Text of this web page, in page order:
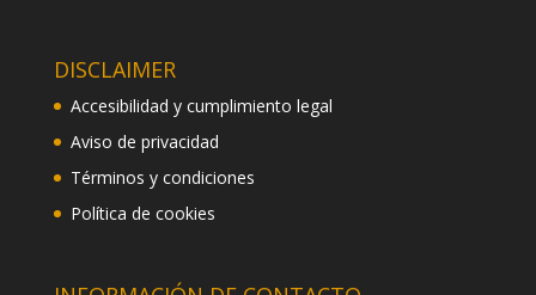
DISCLAIMER
Accesibilidad y cumplimiento legal
Aviso de privacidad
Términos y condiciones
Política de cookies